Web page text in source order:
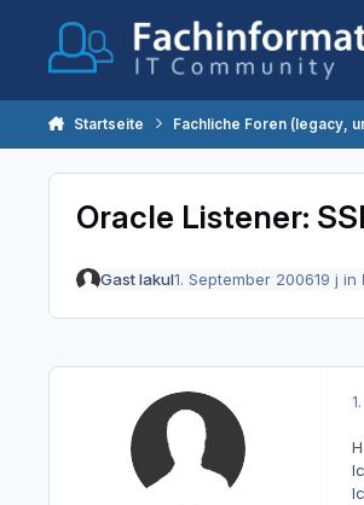
Startseite Fachliche Foren (legacy,
Oracle Listener:
Gast lakul1. September 200619 j in